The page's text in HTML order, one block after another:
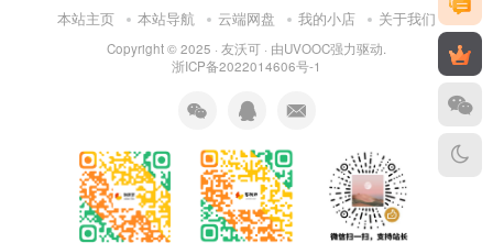
本站主页 本站导航 云端网盘 我的小店 关于我们
Copyright © 2025 · 友沃可 · 由UVOOC强力驱动.
浙ICP备2022014606号-1